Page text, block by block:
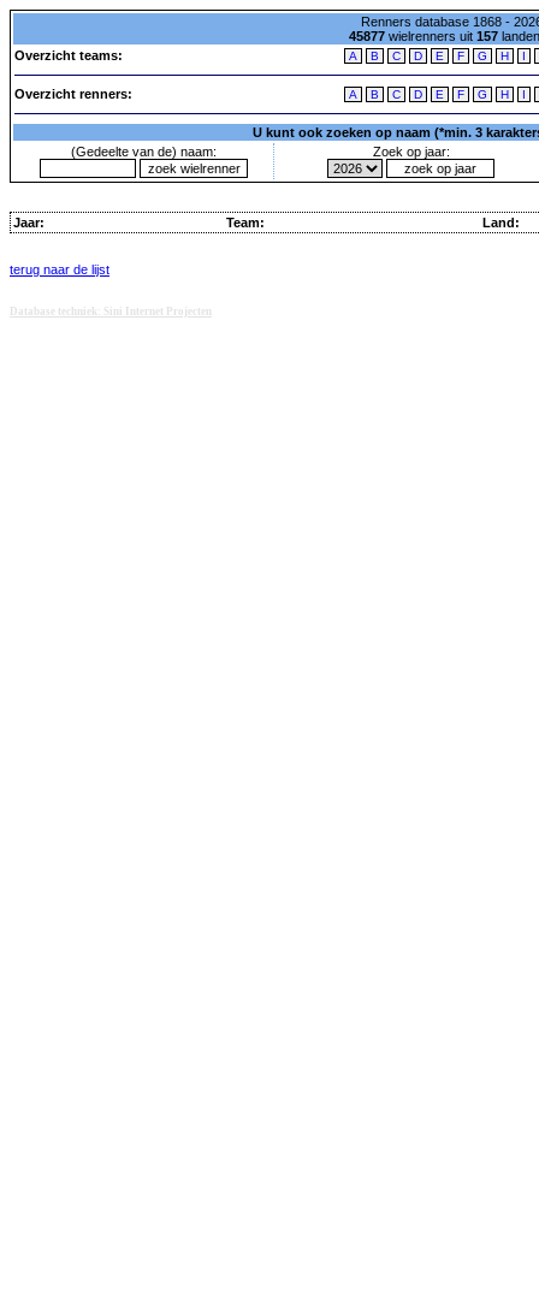
Renners database 1868 -
45877wielrenners uit 157
Overzicht teams:
A B C D E F G H I
Overzicht renners: A B C D E F G H I
U kunt ook zoeken op naam (*min. 3
(Gedeelte van de) naam:
Zoek op jaar:
Jaar: Team: Land:
terug naar de lijst
Database techniek: Sini Internet Projecten